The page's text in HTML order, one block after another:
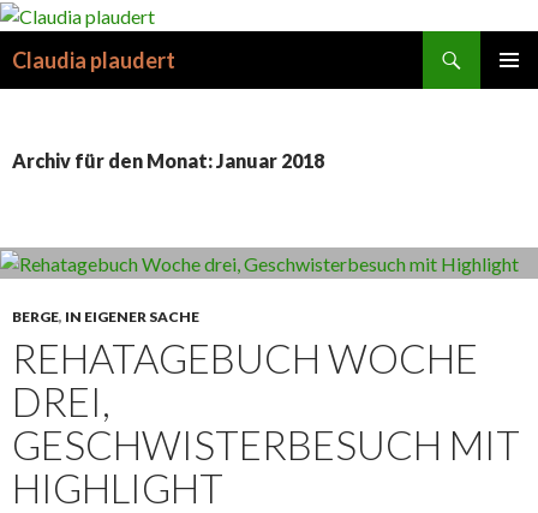
Claudia plaudert
Archiv für den Monat: Januar 2018
BERGE, IN EIGENER SACHE
REHATAGEBUCH WOCHE
DREI,
GESCHWISTERBESUCH MIT
HIGHLIGHT